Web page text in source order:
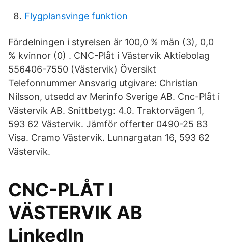
Flygplansvinge funktion
Fördelningen i styrelsen är 100,0 % män (3), 0,0
% kvinnor (0) . CNC-Plåt i Västervik Aktiebolag
556406-7550 (Västervik) Översikt
Telefonnummer Ansvarig utgivare: Christian
Nilsson, utsedd av Merinfo Sverige AB. Cnc-Plåt i
Västervik AB. Snittbetyg: 4.0. Traktorvägen 1,
593 62 Västervik. Jämför offerter 0490-25 83
Visa. Cramo Västervik. Lunnargatan 16, 593 62
Västervik.
CNC-PLÅT I
VÄSTERVIK AB
LinkedIn